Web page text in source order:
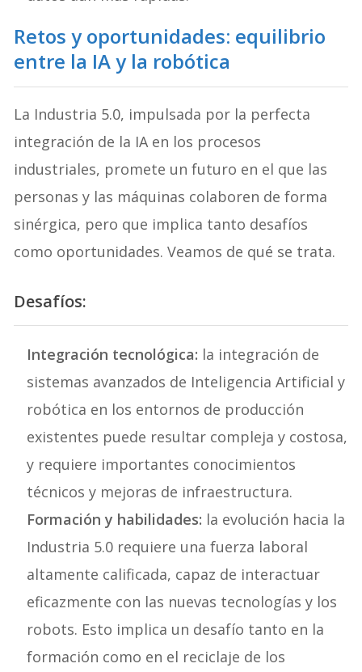
Retos y oportunidades: equilibrio
entre la IA y la robótica
La Industria 5.0, impulsada por la perfecta
integración de la IA en los procesos
industriales, promete un futuro en el que las
personas y las máquinas colaboren de forma
sinérgica, pero que implica tanto desafíos
como oportunidades. Veamos de qué se trata.
Desafíos:
Integración tecnológica: la integración de
sistemas avanzados de Inteligencia Artificial y
robótica en los entornos de producción
existentes puede resultar compleja y costosa,
y requiere importantes conocimientos
técnicos y mejoras de infraestructura.
Formación y habilidades: la evolución hacia la
Industria 5.0 requiere una fuerza laboral
altamente calificada, capaz de interactuar
eficazmente con las nuevas tecnologías y los
robots. Esto implica un desafío tanto en la
formación como en el reciclaje de los